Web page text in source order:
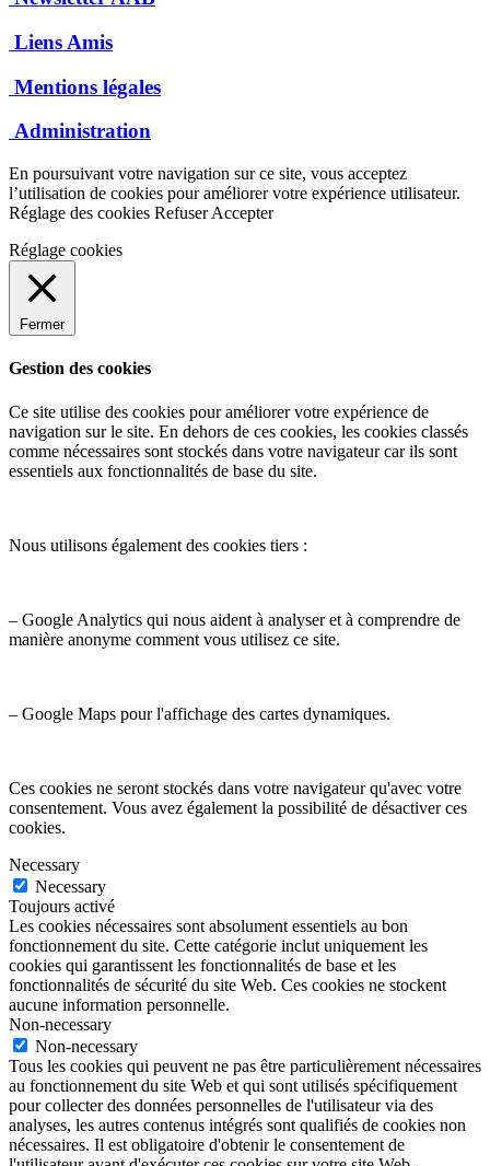
Liens Amis
Mentions légales
Administration
En poursuivant votre navigation sur ce site, vous acceptez
l’utilisation de cookies pour améliorer votre expérience utilisateur.
Réglage des cookies Refuser Accepter
Réglage cookies
Fermer
Gestion des cookies
Ce site utilise des cookies pour améliorer votre expérience de
navigation sur le site. En dehors de ces cookies, les cookies classés
comme nécessaires sont stockés dans votre navigateur car ils sont
essentiels aux fonctionnalités de base du site.
Nous utilisons également des cookies tiers :
– Google Analytics qui nous aident à analyser et à comprendre de
manière anonyme comment vous utilisez ce site.
– Google Maps pour l'affichage des cartes dynamiques.
Ces cookies ne seront stockés dans votre navigateur qu'avec votre
consentement. Vous avez également la possibilité de désactiver ces
cookies.
Necessary
Necessary
Toujours activé
Les cookies nécessaires sont absolument essentiels au bon
fonctionnement du site. Cette catégorie inclut uniquement les
cookies qui garantissent les fonctionnalités de base et les
fonctionnalités de sécurité du site Web. Ces cookies ne stockent
aucune information personnelle.
Non-necessary
Non-necessary
Tous les cookies qui peuvent ne pas être particulièrement nécessaires
au fonctionnement du site Web et qui sont utilisés spécifiquement
pour collecter des données personnelles de l'utilisateur via des
analyses, les autres contenus intégrés sont qualifiés de cookies non
nécessaires. Il est obligatoire d'obtenir le consentement de